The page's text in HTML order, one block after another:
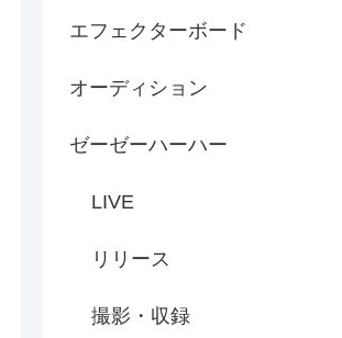
エフェクターボード
オーディション
ゼーゼーハーハー
LIVE
リリース
撮影・収録